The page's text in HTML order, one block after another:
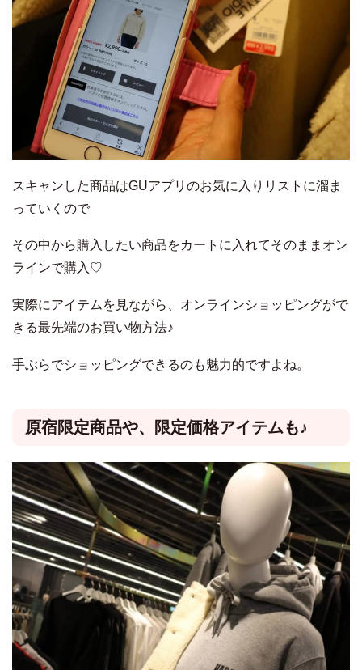
スキャンした商品はGUアプリのお気に入りリストに溜ま
っていくので
その中から購入したい商品をカートに入れてそのままオン
ラインで購入♡
実際にアイテムを見ながら、オンラインショッピングがで
きる最先端のお買い物方法♪
手ぶらでショッピングできるのも魅力的ですよね。
原宿限定商品や、限定価格アイテムも♪